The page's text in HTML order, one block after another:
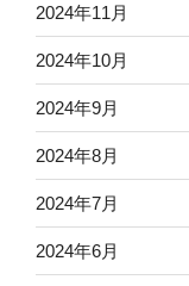
2024年11月
2024年10月
2024年9月
2024年8月
2024年7月
2024年6月